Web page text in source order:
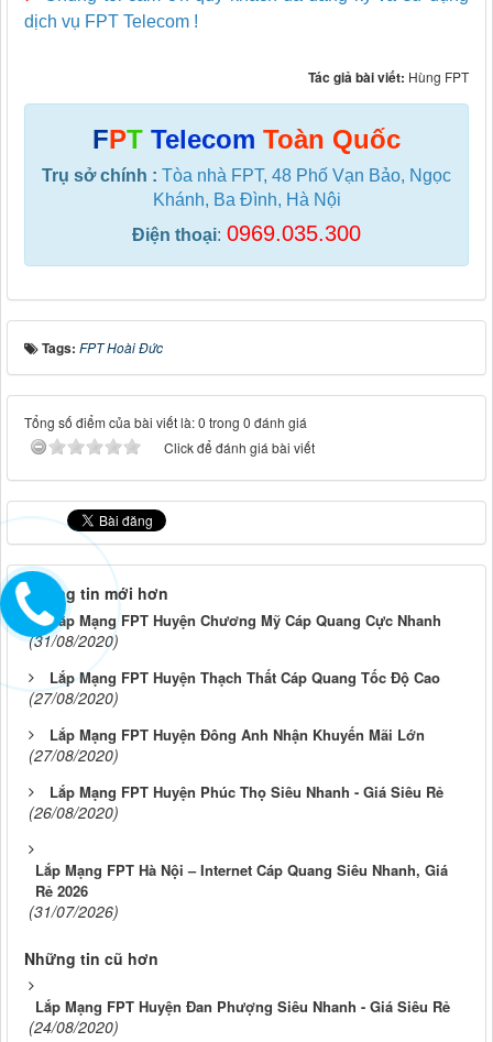
dịch vụ FPT Telecom !
Tác giả bài viết: Hùng FPT
FPT Telecom Toàn Quốc
Trụ sở chính : Tòa nhà FPT, 48 Phố Vạn Bảo, Ngọc
Khánh, Ba Đình, Hà Nội
Điện thoại: 0969.035.300
Tags: FPT Hoài Đức
Tổng số điểm của bài viết là: 0 trong 0 đánh giá
Click để đánh giá bài viết
Những tin mới hơn
Lắp Mạng FPT Huyện Chương Mỹ Cáp Quang Cực Nhanh
(31/08/2020)
Lắp Mạng FPT Huyện Thạch Thất Cáp Quang Tốc Độ Cao
(27/08/2020)
Lắp Mạng FPT Huyện Đông Anh Nhận Khuyến Mãi Lớn
(27/08/2020)
Lắp Mạng FPT Huyện Phúc Thọ Siêu Nhanh - Giá Siêu Rẻ
(26/08/2020)
Lắp Mạng FPT Hà Nội – Internet Cáp Quang Siêu Nhanh, Giá
Rẻ 2026
(31/07/2026)
Những tin cũ hơn
Lắp Mạng FPT Huyện Đan Phượng Siêu Nhanh - Giá Siêu Rẻ
(24/08/2020)